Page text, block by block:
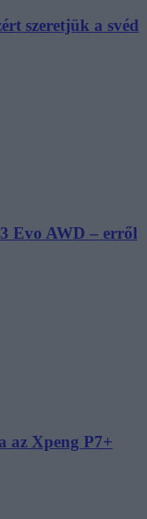
szeretjük a svéd
Evo AWD – erről
az Xpeng P7+